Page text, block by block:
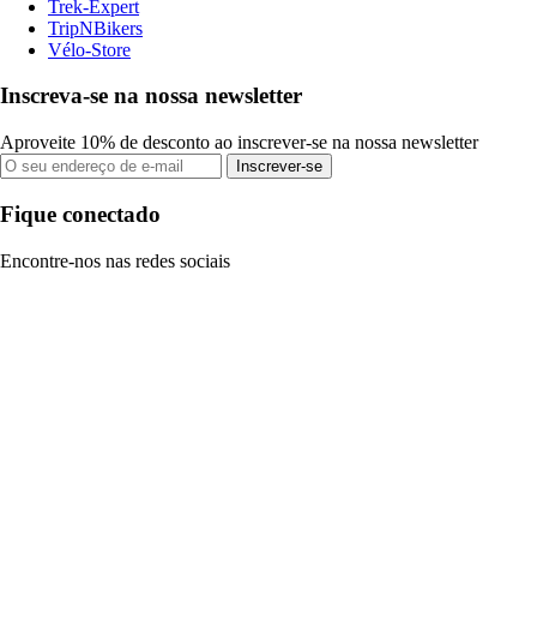
Trek-Expert
TripNBikers
Vélo-Store
Inscreva-se na nossa newsletter
Aproveite 10% de desconto ao inscrever-se na nossa newsletter
Inscrever-se
Fique conectado
Encontre-nos nas redes sociais